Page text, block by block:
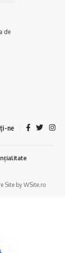
de
ne
Site by WSite.ro